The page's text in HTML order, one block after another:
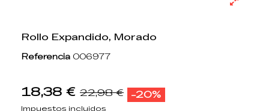
Rollo Expandido, Morado
Referencia 006977
18,38 € 22,98 € -20%
Impuestos incluidos